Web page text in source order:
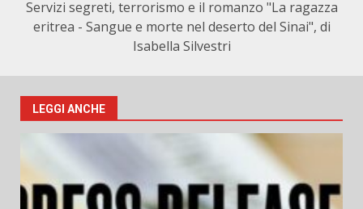
Servizi segreti, terrorismo e il romanzo "La ragazza
eritrea - Sangue e morte nel deserto del Sinai", di
Isabella Silvestri
LEGGI ANCHE